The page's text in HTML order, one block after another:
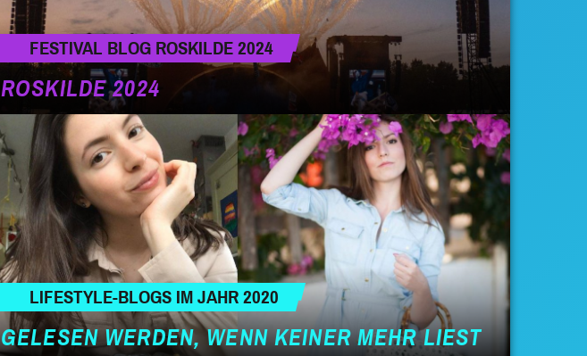
FESTIVAL BLOG ROSKILDE 2024
ROSKILDE 2024
LIFESTYLE-BLOGS IM JAHR 2020
GELESEN WERDEN, WENN KEINER MEHR LIEST